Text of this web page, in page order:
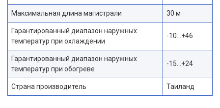
Максимальная длина магистрали 30 м
Гарантированный диапазон наружных
температур при охлаждении
-10…+46
Гарантированный диапазон наружных
температур при обогреве
-15…+24
Страна производитель Таиланд